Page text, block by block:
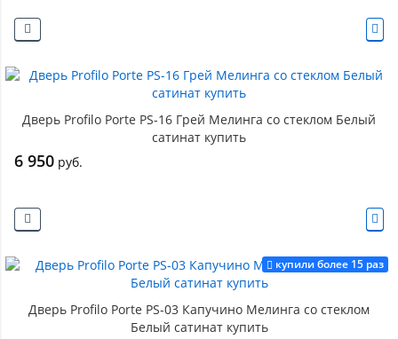
Дверь Profilo Porte PS-16 Грей Мелинга со стеклом Белый
сатинат купить
6 950 руб.
купили более 15 раз
Дверь Profilo Porte PS-03 Капучино Мелинга со стеклом
Белый сатинат купить